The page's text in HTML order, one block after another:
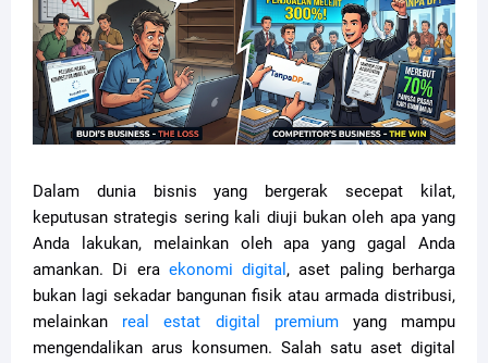
Dalam dunia bisnis yang bergerak secepat kilat,
keputusan strategis sering kali diuji bukan oleh apa yang
Anda lakukan, melainkan oleh apa yang gagal Anda
amankan. Di era ekonomi digital , aset paling berharga
bukan lagi sekadar bangunan fisik atau armada distribusi,
melainkan real estat digital premiumyang mampu
mengendalikan arus konsumen. Salah satu aset digital